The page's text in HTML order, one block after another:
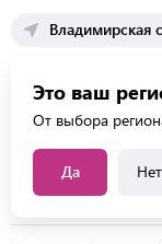
Владимирская
Это ваш
От выбора
Да
Каталог услуг